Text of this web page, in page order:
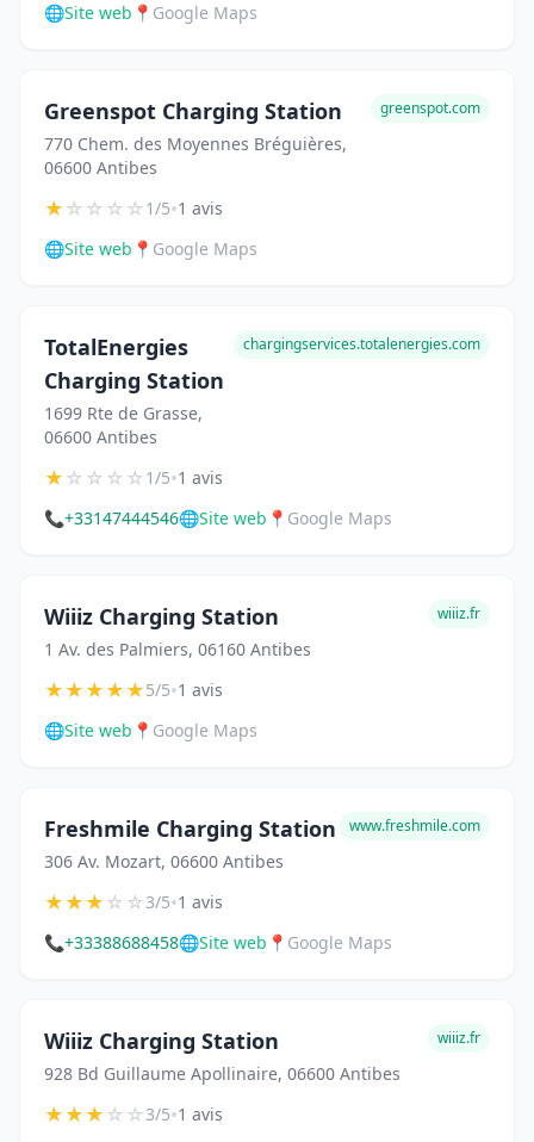
🌐Site web 📍 Google Maps
Greenspot Charging Station
770 Chem. des Moyennes Bréguières,
06600 Antibes
greenspot.com
★☆☆☆☆1/5•1 avis
🌐Site web 📍 Google Maps
TotalEnergies
Charging Station
1699 Rte de Grasse,
06600 Antibes
chargingservices.totalenergies.com
★☆☆☆☆1/5•1 avis
📞+33147444546🌐Site web 📍 Google Maps
Wiiiz Charging Station
1 Av. des Palmiers, 06160 Antibes
wiiiz.fr
★★★★★5/5•1 avis
🌐Site web 📍 Google Maps
Freshmile Charging Station
306 Av. Mozart, 06600 Antibes
www.freshmile.com
★★★☆☆3/5•1 avis
📞+33388688458🌐Site web 📍 Google Maps
Wiiiz Charging Station
928 Bd Guillaume Apollinaire, 06600 Antibes
wiiiz.fr
★★★☆☆3/5•1 avis